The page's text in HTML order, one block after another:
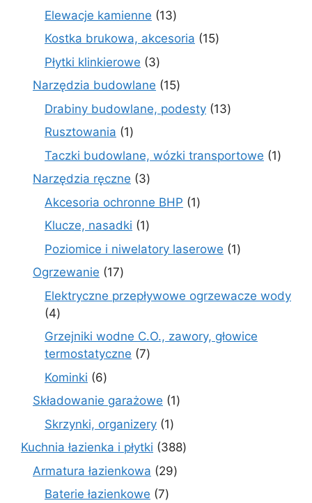
produkty
Elewacje kamienne 1313
produktów
Kostka brukowa, akcesoria 1515
Płytki klinkierowe 33
produkty
Narzędzia budowlane 1515
produktów
Drabiny budowlane, podesty 1313
Rusztowania 11
produkt
Taczki budowlane, wózki transportowe 11
Narzędzia ręczne 33
produkty
Akcesoria ochronne BHP 11
Klucze, nasadki 11
produkt
Poziomice i niwelatory laserowe 11
Ogrzewanie 1717
produktów
Elektryczne przepływowe ogrzewacze wody
44
produkty
Grzejniki wodne C.O., zawory, głowice
termostatyczne 77
Kominki 66
produktów
Składowanie garażowe 11
Skrzynki, organizery 11
produkt
Kuchnia łazienka i płytki 388388
Armatura łazienkowa 2929
Baterie łazienkowe 77